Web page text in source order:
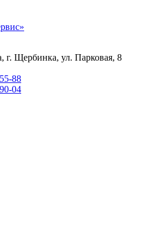
г. Щербинка, ул. Парковая, 8
88
04